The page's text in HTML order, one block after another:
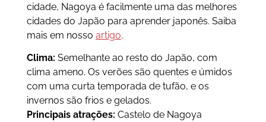
cidade, Nagoya é facilmente uma das melhores
cidades do Japão para aprender japonês. Saiba
mais em nosso artigo.
Clima: Semelhante ao resto do Japão, com
clima ameno. Os verões são quentes e úmidos
com uma curta temporada de tufão, e os
invernos são frios e gelados.
Principais atrações: Castelo de Nagoya